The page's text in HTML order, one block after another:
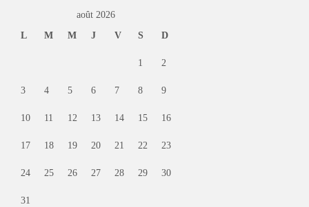
août 2026
L
M M J V S D
1 2
3 4 5 6 7 8 9
10 11 12 13 14 15 16
17 18 19 20 21 22 23
24 25 26 27 28 29 30
31